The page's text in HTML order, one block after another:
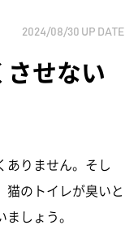
2024/08/30 UP DATE
せない
ありません。そし
のトイレが臭いと
しょう。